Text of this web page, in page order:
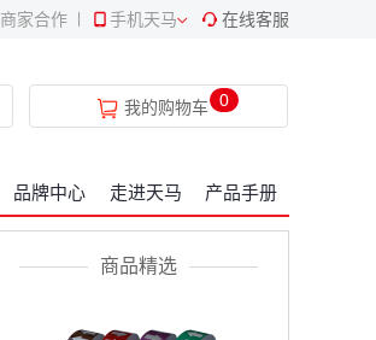
在线客服
手机天马
商家合作
我的购物车 0
品牌中心 走进天马 产品手册
商品精选
¥2304.22